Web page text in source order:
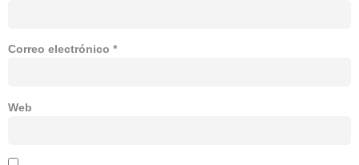
Correo electrónico *
Web